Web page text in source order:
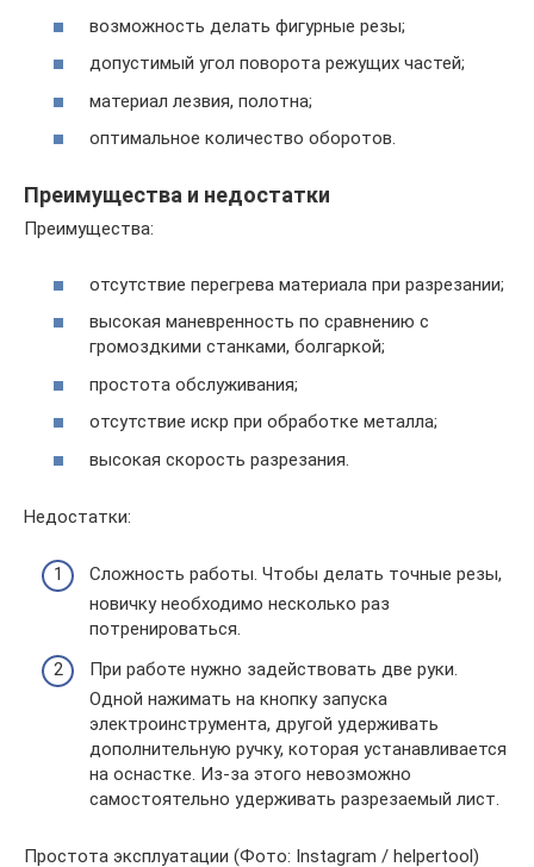
возможность делать фигурные резы;
допустимый угол поворота режущих частей;
материал лезвия, полотна;
оптимальное количество оборотов.
Преимущества и недостатки
Преимущества:
отсутствие перегрева материала при разрезании;
высокая маневренность по сравнению с
громоздкими станками, болгаркой;
простота обслуживания;
отсутствие искр при обработке металла;
высокая скорость разрезания.
Недостатки:
Сложность работы. Чтобы делать точные резы,
новичку необходимо несколько раз
потренироваться.
При работе нужно задействовать две руки.
Одной нажимать на кнопку запуска
электроинструмента, другой удерживать
дополнительную ручку, которая устанавливается
на оснастке. Из-за этого невозможно
самостоятельно удерживать разрезаемый лист.
Простота эксплуатации (Фото: Instagram / helpertool)